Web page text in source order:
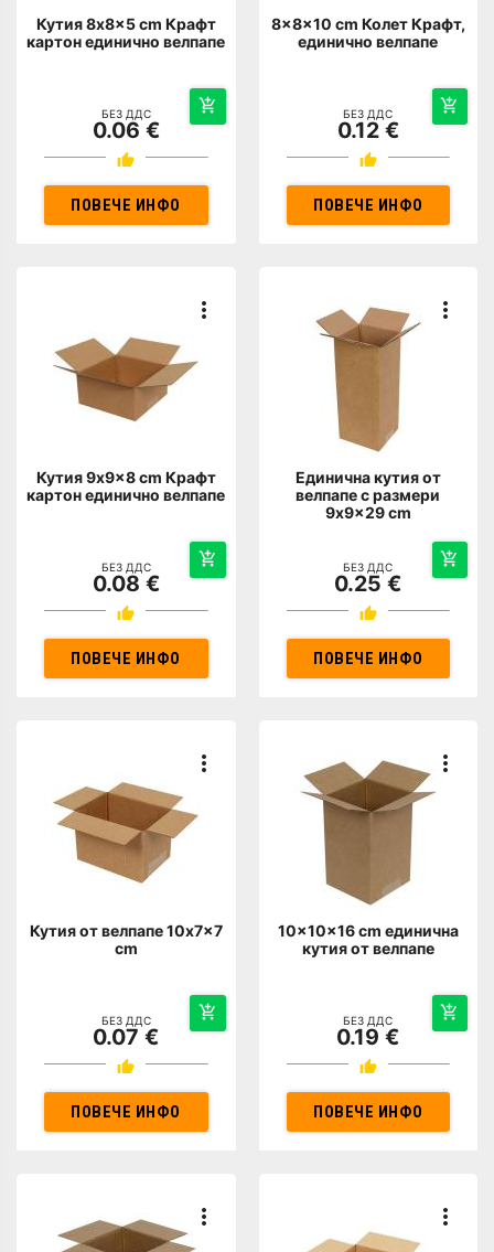
Кутия 8x8x5 cm Крафт
картон единично велпапе
БЕЗ ДДС
0.06 €
ПОВЕЧЕ ИНФО
8x8x10 cm Колет Крафт,
единично велпапе
БЕЗ ДДС
0.12 €
ПОВЕЧЕ ИНФО
Кутия 9x9x8 cm Крафт
картон единично велпапе
БЕЗ ДДС
0.08 €
ПОВЕЧЕ ИНФО
Единична кутия от
велпапе с размери
9x9x29 cm
БЕЗ ДДС
0.25 €
ПОВЕЧЕ ИНФО
Кутия от велпапе 10x7x7
cm
БЕЗ ДДС
0.07 €
ПОВЕЧЕ ИНФО
10x10x16 cm единична
кутия от велпапе
БЕЗ ДДС
0.19 €
ПОВЕЧЕ ИНФО